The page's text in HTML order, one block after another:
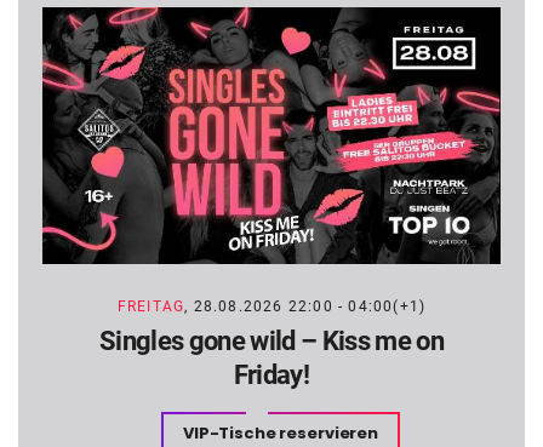
FREITAG, 28.08.2026 22:00 - 04:00(+1)
Singles gone wild – Kiss me on
Friday!
VIP-Tische reservieren